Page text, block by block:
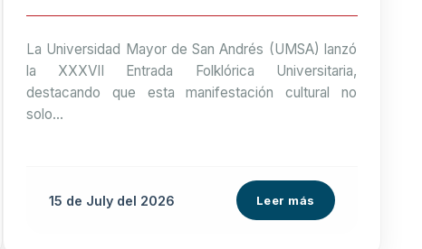
economía paceña
La Universidad Mayor de San Andrés (UMSA) lanzó
la XXXVII Entrada Folklórica Universitaria,
destacando que esta manifestación cultural no
solo...
15 de Julydel 2026 Leer más